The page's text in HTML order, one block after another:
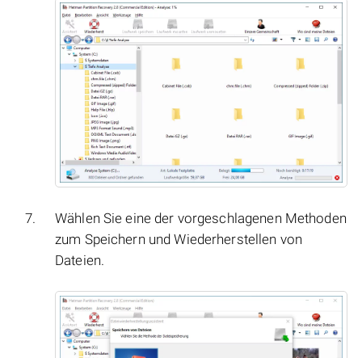
Wählen Sie eine der vorgeschlagenen Methoden
zum Speichern und Wiederherstellen von
Dateien.